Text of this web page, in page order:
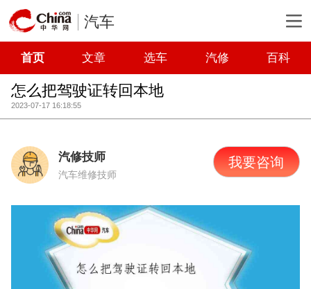
汽车
首页 文章 选车 汽修 百科
怎么把驾驶证转回本地
2023-07-17 16:18:55
汽修技师
汽车维修技师
我要咨询